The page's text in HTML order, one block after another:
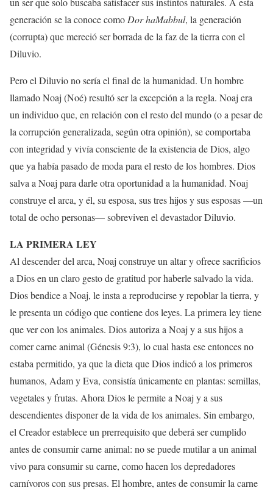
generación se la conoce como Dor haMabbul, la generación
(corrupta) que mereció ser borrada de la faz de la tierra con el
Diluvio.
Pero el Diluvio no sería el final de la humanidad. Un hombre
llamado Noaj (Noé) resultó ser la excepción a la regla. Noaj era
un individuo que, en relación con el resto del mundo (o a pesar de
la corrupción generalizada, según otra opinión), se comportaba
con integridad y vivía consciente de la existencia de Dios, algo
que ya había pasado de moda para el resto de los hombres. Dios
salva a Noaj para darle otra oportunidad a la humanidad. Noaj
construye el arca, y él, su esposa, sus tres hijos y sus esposas —un
total de ocho personas— sobreviven el devastador Diluvio.
LA PRIMERA LEY
Al descender del arca, Noaj construye un altar y ofrece sacrificios
a Dios en un claro gesto de gratitud por haberle salvado la vida.
Dios bendice a Noaj, le insta a reproducirse y repoblar la tierra, y
le presenta un código que contiene dos leyes. La primera ley tiene
que ver con los animales. Dios autoriza a Noaj y a sus hijos a
comer carne animal (Génesis 9:3), lo cual hasta ese entonces no
estaba permitido, ya que la dieta que Dios indicó a los primeros
humanos, Adam y Eva, consistía únicamente en plantas: semillas,
vegetales y frutas. Ahora Dios le permite a Noaj y a sus
descendientes disponer de la vida de los animales. Sin embargo,
el Creador establece un prerrequisito que deberá ser cumplido
antes de consumir carne animal: no se puede mutilar a un animal
vivo para consumir su carne, como hacen los depredadores
carnívoros con sus presas. El hombre, antes de consumir la carne